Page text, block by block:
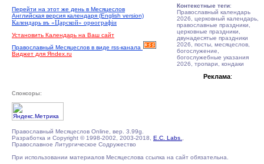
Перейти на этот же день в Месяцеслов
Английская версия календаря (English version)
Календарь въ «Царской» орѳографiи
Установить Календарь на Ваш сайт
Православный Месяцеслов в виде rss-канала
Виджет для Яndex.ru
Контекстные теги:
Православный календарь
2026, церковный календарь,
православные праздники,
церковные праздники,
двунадесятые праздники
2026, посты, месяцеслов,
богослужение,
богослужебные указания
2026, тропари, кондаки
Реклама:
Спонсоры:
Православный Месяцеслов Online, вер. 3.99g.
Разработка и Copyright © 1998-2002, 2003-2018, E.C. Labs.
Православное Литургическое Содружество
При использовании материалов Месяцеслова ссылка на сайт обязательна.